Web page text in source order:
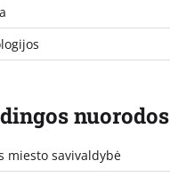
nuorodos
miesto savivaldybė